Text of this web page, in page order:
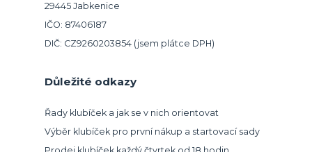
29445 Jabkenice
IČO: 87406187
DIČ: CZ9260203854 (jsem plátce DPH)
Důležité odkazy
Řady klubíček a jak se v nich orientovat
Výběr klubíček pro první nákup a startovací sady